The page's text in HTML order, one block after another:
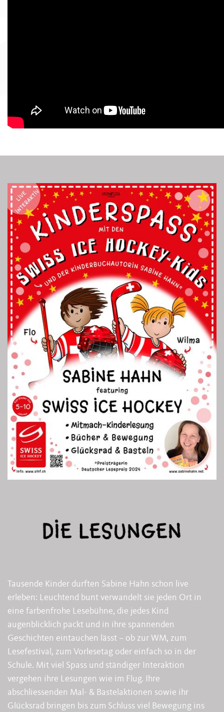
Tausende Kinder durften Sabine Hahn schon live
erleben: Leuchtend bunt verwandelt sie jeden Ort in
eine farbenfrohe Lesebühne, die jedes Kind
augenblicklich packt und in ihre spannenden
Geschichten eintauchen lässt – ob zur WM, zum
Lesefestival, zum Vorlesetag oder einfach so in der
Schule. Mit viel Spass und ständiger Interaktion
vergehen ihre Lesungen wie im Flug. Ihre
abschliessenden Mal- & Bastelaktionen sowie ihr
Glücksrad bringen bis zum Schluss viel Bewegung ins